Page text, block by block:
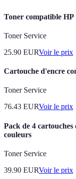
Toner compatible HP
Toner Service
25.90 EURVoir le prix
Cartouche d'encre
Toner Service
76.43 EURVoir le prix
Pack de 4
couleurs
Toner Service
39.90 EURVoir le prix